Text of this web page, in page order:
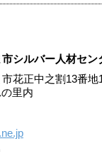
シルバー人材セン
花正中之割13番
里内